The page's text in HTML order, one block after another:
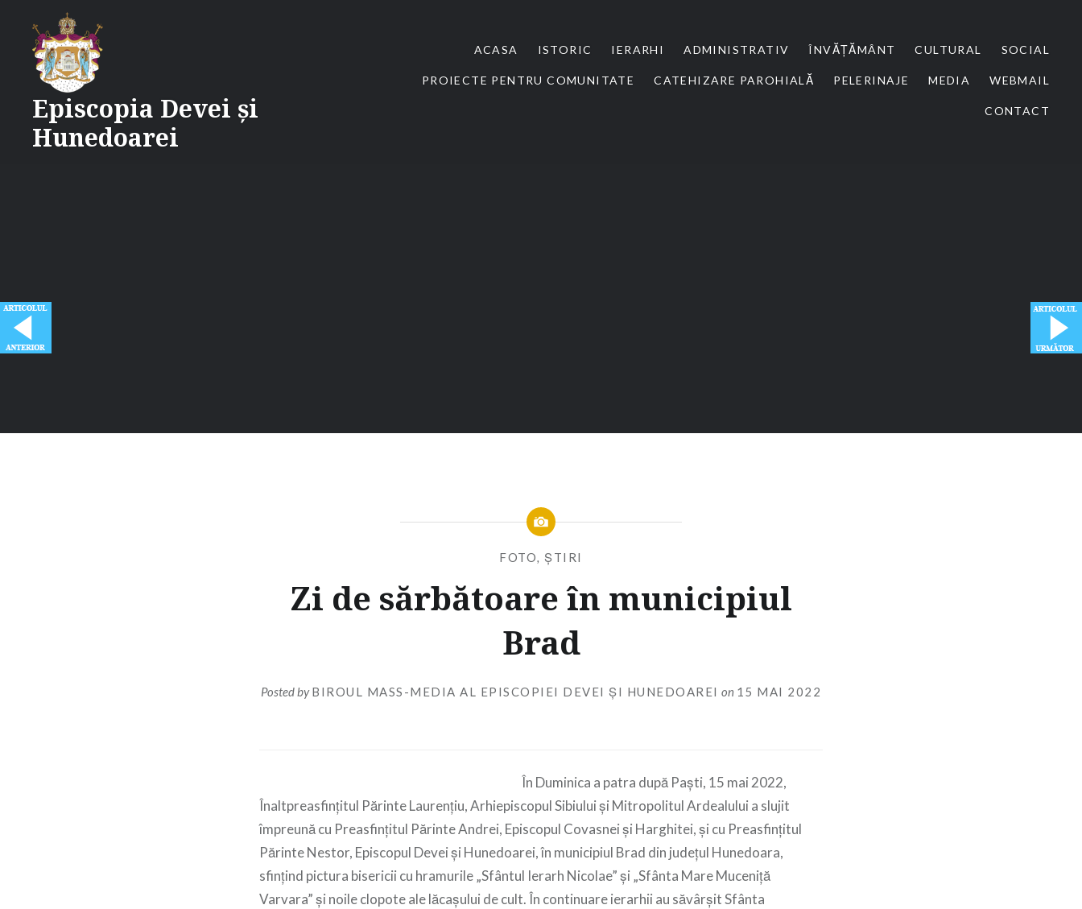
content
Episcopia Devei și
Hunedoarei
ACASA ISTORIC IERARHI ADMINISTRATIV ÎNVĂȚĂMÂNT CULTURAL SOCIAL
PROIECTE PENTRU COMUNITATE CATEHIZARE PAROHIALĂ PELERINAJE MEDIA WEBMAIL
CONTACT
FOTO ,ȘTIRI
Zi de sărbătoare în municipiul
Brad
Posted byBIROUL MASS-MEDIA AL EPISCOPIEI DEVEI ȘI HUNEDOAREI on 15 MAI 2022
În Duminica a patra după Paști, 15 mai 2022,
Înaltpreasfințitul Părinte Laurențiu, Arhiepiscopul Sibiului și Mitropolitul Ardealului a slujit
împreună cu Preasfințitul Părinte Andrei, Episcopul Covasnei și Harghitei, și cu Preasfințitul
Părinte Nestor, Episcopul Devei și Hunedoarei, în municipiul Brad din județul Hunedoara,
sfințind pictura bisericii cu hramurile „Sfântul Ierarh Nicolae” și „Sfânta Mare Muceniță
Varvara” și noile clopote ale lăcașului de cult. În continuare ierarhii au săvârșit Sfânta